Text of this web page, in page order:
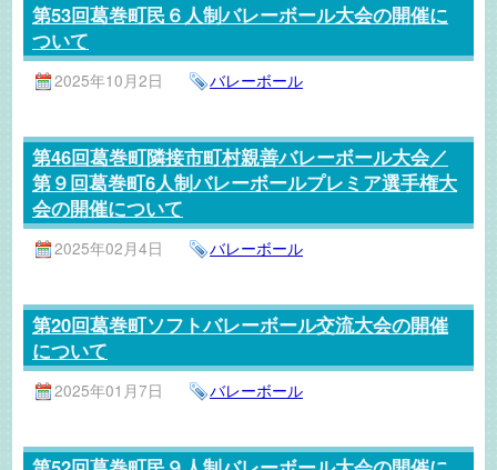
第53回葛巻町民６人制バレーボール大会の開催に
ついて
2025年10月2日 バレーボール
第46回葛巻町隣接市町村親善バレーボール大会／
第９回葛巻町6人制バレーボールプレミア選手権大
会の開催について
2025年02月4日 バレーボール
第20回葛巻町ソフトバレーボール交流大会の開催
について
2025年01月7日 バレーボール